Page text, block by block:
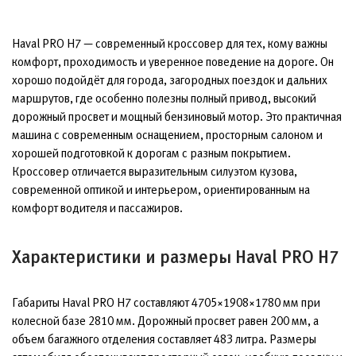
Haval PRO H7 — современный кроссовер для тех, кому важны
комфорт, проходимость и уверенное поведение на дороге. Он
хорошо подойдёт для города, загородных поездок и дальних
маршрутов, где особенно полезны полный привод, высокий
дорожный просвет и мощный бензиновый мотор. Это практичная
машина с современным оснащением, просторным салоном и
хорошей подготовкой к дорогам с разным покрытием.
Кроссовер отличается выразительным силуэтом кузова,
современной оптикой и интерьером, ориентированным на
комфорт водителя и пассажиров.
Характеристики и размеры Haval PRO H7
Габариты Haval PRO H7 составляют 4705×1908×1780 мм при
колесной базе 2810 мм. Дорожный просвет равен 200 мм, а
объем багажного отделения составляет 483 литра. Размеры